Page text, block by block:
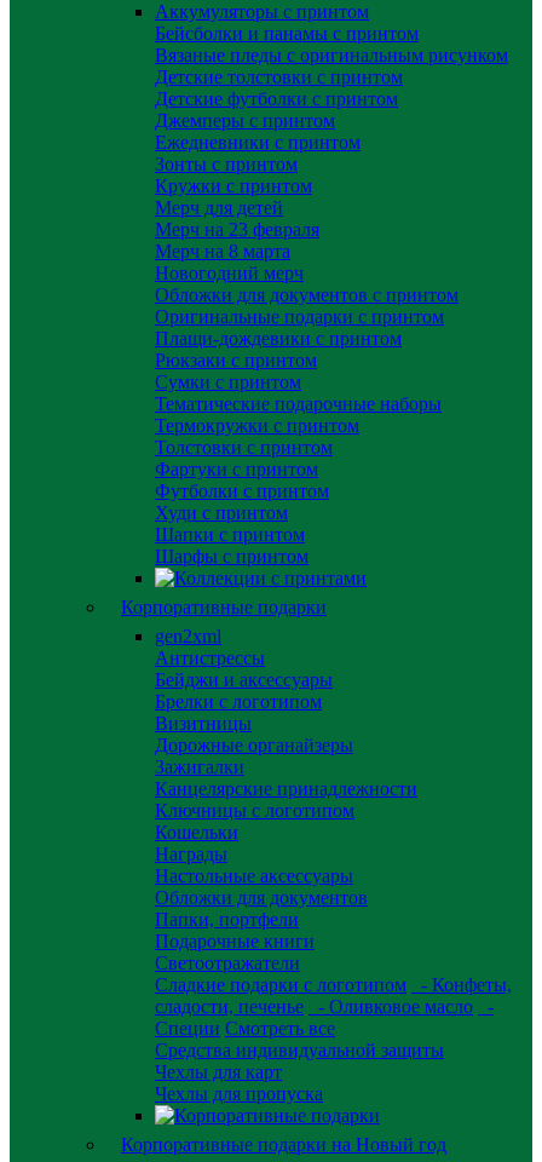
Аккумуляторы с принтом
Бейсболки и панамы с принтом
Вязаные пледы с оригинальным рисунком
Детские толстовки с принтом
Детские футболки с принтом
Джемперы с принтом
Ежедневники с принтом
Зонты с принтом
Кружки с принтом
Мерч для детей
Мерч на 23 февраля
Мерч на 8 марта
Новогодний мерч
Обложки для документов с принтом
Оригинальные подарки с принтом
Плащи-дождевики с принтом
Рюкзаки с принтом
Сумки с принтом
Тематические подарочные наборы
Термокружки с принтом
Толстовки с принтом
Фартуки с принтом
Футболки с принтом
Худи с принтом
Шапки с принтом
Шарфы с принтом
Корпоративные подарки
gen2xml
Антистрессы
Бейджи и аксессуары
Брелки с логотипом
Визитницы
Дорожные органайзеры
Зажигалки
Канцелярские принадлежности
Ключницы с логотипом
Кошельки
Награды
Настольные аксессуары
Обложки для документов
Папки, портфели
Подарочные книги
Светоотражатели
Сладкие подарки с логотипом
- Конфеты,
сладости, печенье
- Оливковое масло
-
Специи Смотреть все
Средства индивидуальной защиты
Чехлы для карт
Чехлы для пропуска
Корпоративные подарки на Новый год